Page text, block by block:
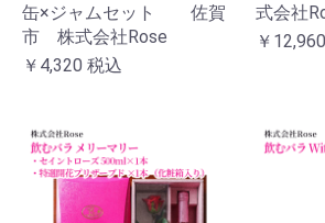
缶×ジャムセット 佐賀
市 株式会社Rose
￥4,320 税込
式会社
￥12,960